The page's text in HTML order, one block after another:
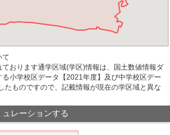
て
おります通学区域(学区)情報は、国土数値情報ダ
小学校区データ【2021年度】及び中学校区デー
たものですので、記載情報が現在の学区域と異な
レーションする